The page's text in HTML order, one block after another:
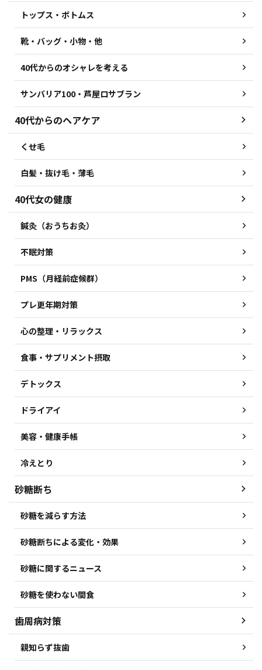
トップス・ボトムス
靴・バッグ・小物・他
40代からのオシャレを考える
サンバリア100・芦屋ロサブラン
40代からのヘアケア
くせ毛
白髪・抜け毛・薄毛
40代女の健康
鍼灸（おうちお灸）
不眠対策
PMS（月経前症候群）
プレ更年期対策
心の整理・リラックス
食事・サプリメント摂取
デトックス
ドライアイ
美容・健康手帳
冷えとり
砂糖断ち
砂糖を減らす方法
砂糖断ちによる変化・効果
砂糖に関するニュース
砂糖を使わない間食
歯周病対策
親知らず抜歯